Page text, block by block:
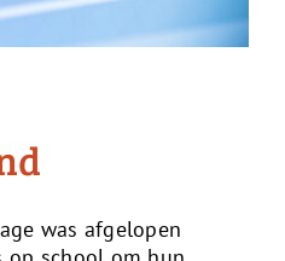
was afgelopen